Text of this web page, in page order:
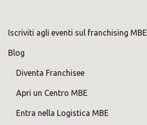
Iscriviti agli eventi sul franchising MBE
Blog
Diventa Franchisee
Apri un Centro MBE
Entra nella Logistica MBE